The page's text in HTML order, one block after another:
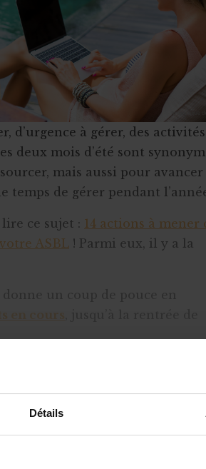
Détails
d’urgence à gérer, des
deux mois d’été sont
mais aussi pour avancer
temps de gérer pendant
ce sujet : 14 actions à mener
ASBL ! Parmi eux, il y a la
de travail pour acteurs
adjacentes aux Halles de